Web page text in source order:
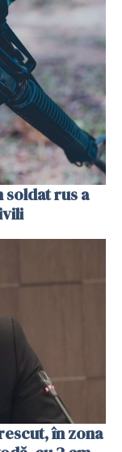
soldat rus a
în zona